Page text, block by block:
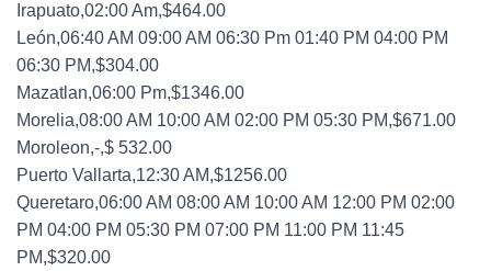
Irapuato,02:00 Am,$464.00
León,06:40 AM 09:00 AM 06:30 Pm 01:40 PM 04:00 PM
06:30 PM,$304.00
Mazatlan,06:00 Pm,$1346.00
Morelia,08:00 AM 10:00 AM 02:00 PM 05:30 PM,$671.00
Moroleon,-,$ 532.00
Puerto Vallarta,12:30 AM,$1256.00
Queretaro,06:00 AM 08:00 AM 10:00 AM 12:00 PM 02:00
PM 04:00 PM 05:30 PM 07:00 PM 11:00 PM 11:45
PM,$320.00